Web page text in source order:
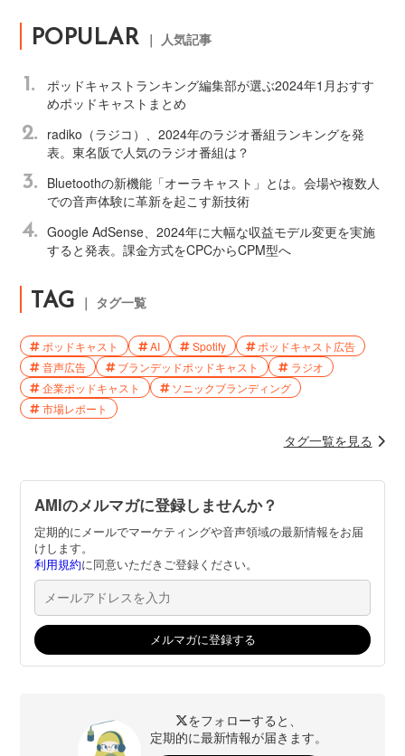
POPULAR ｜ 人気記事
1.
ポッドキャストランキング編集部が選ぶ2024年1月おすす
めポッドキャストまとめ
2.
radiko（ラジコ）、2024年のラジオ番組ランキングを発
表。東名阪で人気のラジオ番組は？
3.
Bluetoothの新機能「オーラキャスト」とは。会場や複数人
での音声体験に革新を起こす新技術
4. Google AdSense、2024年に大幅な収益モデル変更を実施
すると発表。課金方式をCPCからCPM型へ
TAG ｜ タグ一覧
ポッドキャスト AI Spotify
ポッドキャスト広告
音声広告
ブランデッドポッドキャスト
ラジオ
企業ポッドキャスト
ソニックブランディング
市場レポート
タグ一覧を見る
AMIのメルマガに登録しませんか？
定期的にメールでマーケティングや音声領域の最新情報をお届
けします。
利用規約に同意いただきご登録ください。
をフォローすると、
定期的に最新情報が届きます。